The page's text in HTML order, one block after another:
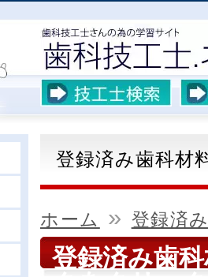
登録済み歯科
ホーム » 登録済
登録済み